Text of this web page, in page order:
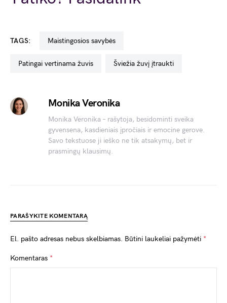
TAGS: maistingosios savybės
patingai vertinama žuvis šviežia žuvį įtraukti
Monika Veronika
Monika Veronika – rašytoja, besidominti sveika
gyvensena, kasdieniais įpročiais ir emocine gerove.
Savo tekstuose ji ieško ne tik atsakymų, bet ir
prasmingų klausimų.
PARAŠYKITE KOMENTARĄ
El. pašto adresas nebus skelbiamas. Būtini laukeliai pažymėti *
Komentaras *